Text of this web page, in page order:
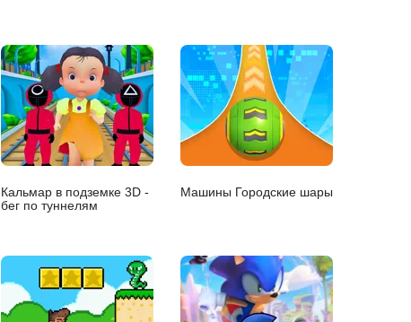
Кальмар в подземке 3D -
бег по туннелям
Машины Городские шары